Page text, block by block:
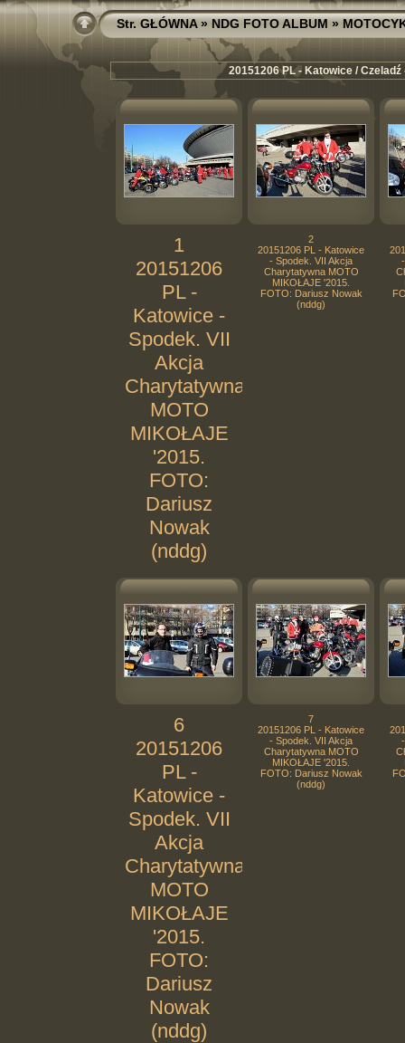
Str. GŁÓWNA»NDG FOTO ALBUM»
20151206 PL - Katowice /
1
20151206
PL -
Katowice -
Spodek. VII
Akcja
Charytatywna
MOTO
MIKOŁAJE
'2015.
FOTO:
Dariusz
Nowak
(nddg)
2
20151206 PL - Katowice
- Spodek. VII Akcja
Charytatywna MOTO
MIKOŁAJE '2015.
FOTO: Dariusz Nowak
(nddg)
6
20151206
PL -
Katowice -
Spodek. VII
Akcja
Charytatywna
MOTO
MIKOŁAJE
'2015.
FOTO:
Dariusz
Nowak
(nddg)
7
20151206 PL - Katowice
- Spodek. VII Akcja
Charytatywna MOTO
MIKOŁAJE '2015.
FOTO: Dariusz Nowak
(nddg)